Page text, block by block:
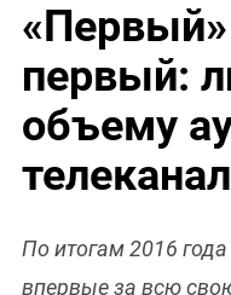
первый:
объему
По итогам 2016
впервые за всю